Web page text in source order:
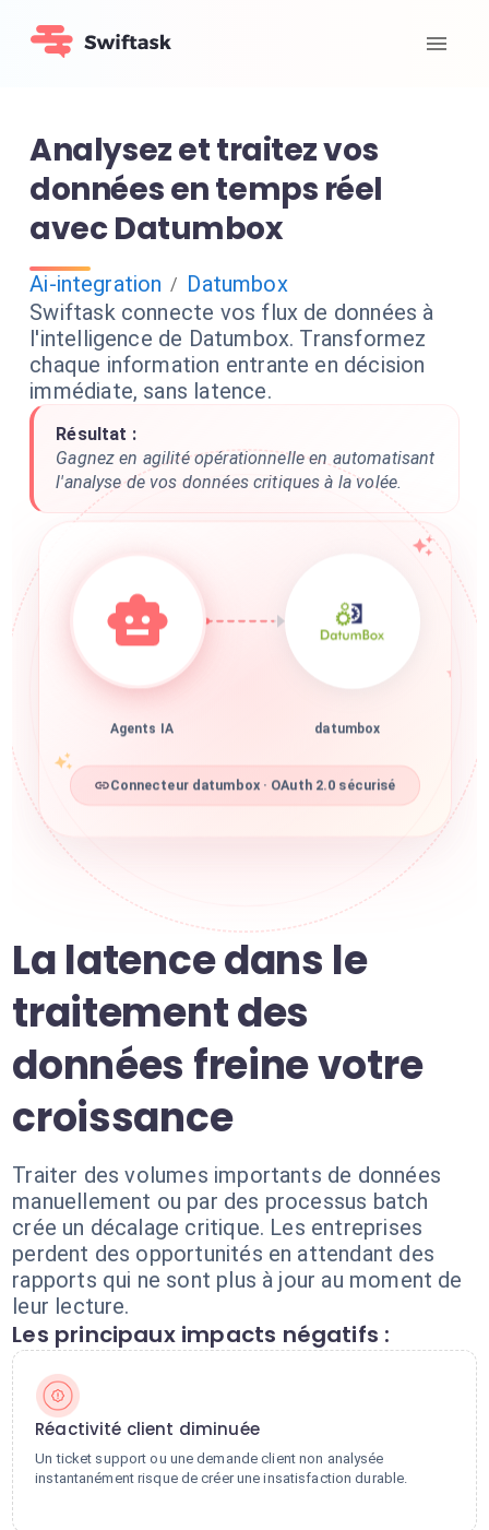
Analysez et traitez vos
données en temps réel
avec Datumbox
Ai-integration / Datumbox
Swiftask connecte vos flux de données à
l'intelligence de Datumbox. Transformez
chaque information entrante en décision
immédiate, sans latence.
Résultat :
Gagnez en agilité opérationnelle en automatisant
l'analyse de vos données critiques à la volée.
Agents IA datumbox
Connecteur datumbox · OAuth 2.0 sécurisé
La latence dans le
traitement des
données freine votre
croissance
Traiter des volumes importants de données
manuellement ou par des processus batch
crée un décalage critique. Les entreprises
perdent des opportunités en attendant des
rapports qui ne sont plus à jour au moment de
leur lecture.
Les principaux impacts négatifs :
Réactivité client diminuée
Un ticket support ou une demande client non analysée
instantanément risque de créer une insatisfaction durable.